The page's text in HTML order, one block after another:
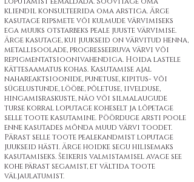
kliendil konsulteerida oma arstiga. Ärge
kasutage ripsmete või kulmude värvimiseks
ega muuks otstarbeks peale juuste värvimise.
Ärge kasutage, kui juukseid on värvitud henna,
metallisoolade, progresseeruva värvi või
repigmentatsioonivahendiga. Hoida lastele
kättesaamatus kohas. Kasutamise ajal
nahareaktsioonide, punetuse, kipitus- või
sügelustunde, lööbe, põletuse, iivelduse,
hingamisraskuste, näo või silmalaugude
turse korral loputage koheselt ja lõpetage
selle toote kasutamine. Pöörduge arsti poole
enne kasutades mõnda muud värvi toodet.
Pärast selle toote pealekandmist loputage
juukseid hästi. Ärge hoidke segu hilisemaks
kasutamiseks. Šeikeris valmistamisel avage see
kohe pärast segamist, et vältida toote
väljaulatumist.